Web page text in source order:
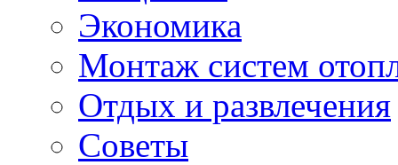
Экономика
Монтаж систем
Отдых и развлечения
Советы